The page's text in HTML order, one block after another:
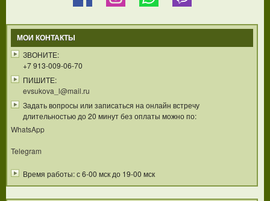
МОИ КОНТАКТЫ
ЗВОНИТЕ:
+7 913-009-06-70
ПИШИТЕ:
evsukova_l@mail.ru
Задать вопросы или записаться на онлайн встречу
длительностью до 20 минут без оплаты можно по:
WhatsApp
Telegram
Время работы: с 6-00 мск до 19-00 мск